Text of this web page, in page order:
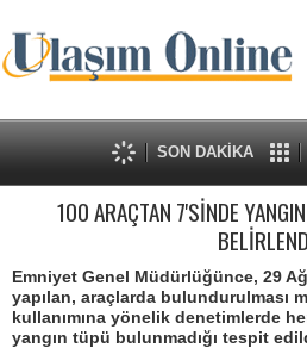
SON DAKİKA
100 ARAÇTAN 7'SİNDE
Emniyet Genel Müdürlüğünce, 29
yapılan, araçlarda bulundurulması
kullanımına yönelik denetimlerde
yangın tüpü bulunmadığı tespit